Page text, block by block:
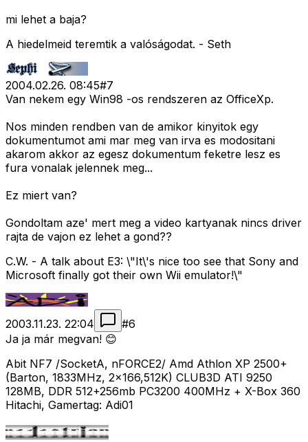
mi lehet a baja?
A hiedelmeid teremtik a valóságodat. - Seth
2004.02.26. 08:45#7
Van nekem egy Win98 -os rendszeren az OfficeXp.
Nos minden rendben van de amikor kinyitok egy
dokumentumot ami mar meg van irva es modositani
akarom akkor az egesz dokumentum feketre lesz es
fura vonalak jelennek meg...
Ez miert van?
Gondoltam aze' mert meg a video kartyanak nincs driver
rajta de vajon ez lehet a gond??
C.W. - A talk about E3: \"It\'s nice too see that Sony and
Microsoft finally got their own Wii emulator!\"
2003.11.23. 22:04 #6
Ja ja már megvan! 😊
Abit NF7 /SocketA, nFORCE2/ Amd Athlon XP 2500+
(Barton, 1833MHz, 2x166,512K) CLUB3D ATI 9250
128MB, DDR 512+256mb PC3200 400MHz + X-Box 360
Hitachi, Gamertag: Adi01